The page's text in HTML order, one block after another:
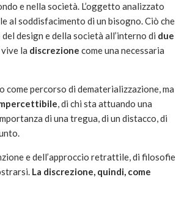
e nella società. L’oggetto analizzato
al soddisfacimento di un bisogno. Ciò che
del design e della società all’interno di due
la discrezione come una necessaria
come percorso di dematerializzazione, ma
, di chi sta attuando una
di una tregua, di un distacco, di
e dell’approccio retrattile, di filosofie
La discrezione, quindi, come